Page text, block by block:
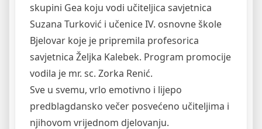
skupini Gea koju vodi učiteljica savjetnica
Suzana Turković i učenice IV. osnovne škole
Bjelovar koje je pripremila profesorica
savjetnica Željka Kalebek. Program promocije
vodila je mr. sc. Zorka Renić.
Sve u svemu, vrlo emotivno i lijepo
predblagdansko večer posvećeno učiteljima i
njihovom vrijednom djelovanju.